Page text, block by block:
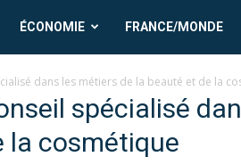
ÉCONOMIE FRANCE/MONDE
dans les métiers de la beauté et de la
spécialisé
la cosmétique